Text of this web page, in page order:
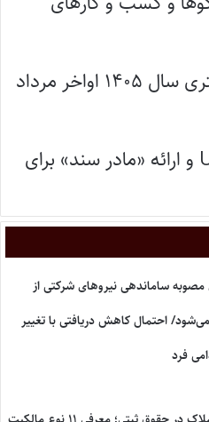
نتایج نهایی آزمون دکتری سال ۱۴۰۵ اواخر مرداد
نحوه تهیه نقشه UTM و ارائه «مادر سند» برای
مصوبه ساماندهی نیروهای شرکتی از
احتمال کاهش دریافتی با تغییر
فرد